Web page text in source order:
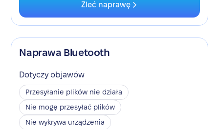
Zleć naprawę
Naprawa Bluetooth
Dotyczy objawów
Przesyłanie plików nie działa
Nie mogę przesyłać plików
Nie wykrywa urządzenia